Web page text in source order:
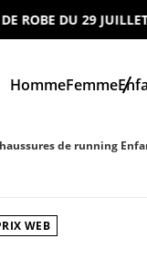
DU 29 JUILLET
HommeFemme
de running
WEB